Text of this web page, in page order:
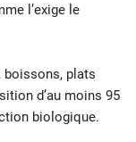
l’exige le
boissons, plats
d’au moins 95
biologique.